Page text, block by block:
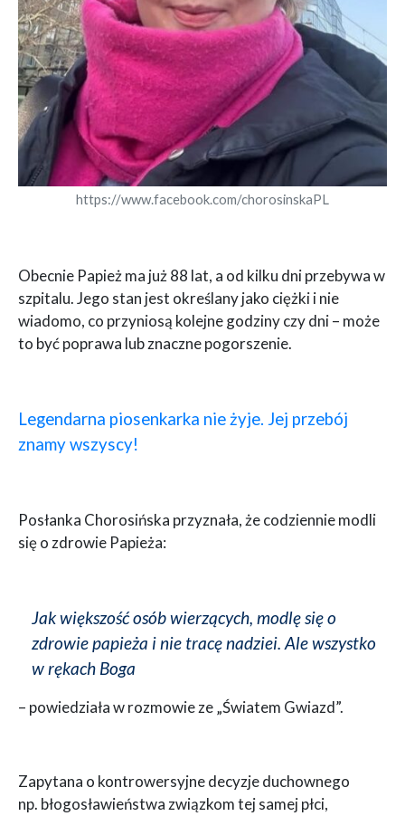
https://www.facebook.com/chorosinskaPL
Obecnie Papież ma już 88 lat, a od kilku dni przebywa w
szpitalu. Jego stan jest określany jako ciężki i nie
wiadomo, co przyniosą kolejne godziny czy dni – może
to być poprawa lub znaczne pogorszenie.
Legendarna piosenkarka nie żyje. Jej przebój
znamy wszyscy!
Posłanka Chorosińska przyznała, że codziennie modli
się o zdrowie Papieża:
Jak większość osób wierzących, modlę się o
zdrowie papieża i nie tracę nadziei. Ale wszystko
w rękach Boga
– powiedziała w rozmowie ze „Światem Gwiazd”.
Zapytana o kontrowersyjne decyzje duchownego
np. błogosławieństwa związkom tej samej płci,